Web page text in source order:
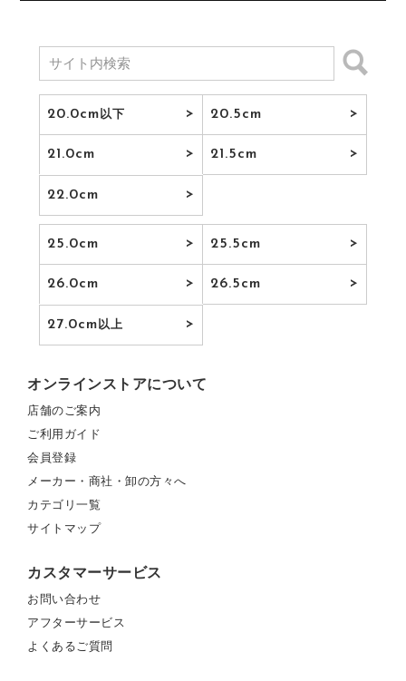
20.0cm以下 20.5cm
21.0cm 21.5cm
22.0cm
25.0cm 25.5cm
26.0cm 26.5cm
27.0cm以上
オンラインストアについて
店舗のご案内
ご利用ガイド
会員登録
メーカー・商社・卸の方々へ
カテゴリ一覧
サイトマップ
カスタマーサービス
お問い合わせ
アフターサービス
よくあるご質問